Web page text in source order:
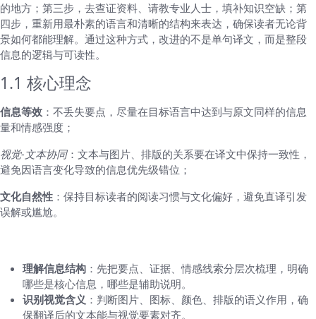
的地方；第三步，去查证资料、请教专业人士，填补知识空缺；第
四步，重新用最朴素的语言和清晰的结构来表达，确保读者无论背
景如何都能理解。通过这种方式，改进的不是单句译文，而是整段
信息的逻辑与可读性。
1.1 核心理念
信息等效 ：不丢失要点，尽量在目标语言中达到与原文同样的信息
量和情感强度；
视觉-文本协同：文本与图片、排版的关系要在译文中保持一致性，
避免因语言变化导致的信息优先级错位；
文化自然性 ：保持目标读者的阅读习惯与文化偏好，避免直译引发
误解或尴尬。
理解信息结构 ：先把要点、证据、情感线索分层次梳理，明确
哪些是核心信息，哪些是辅助说明。
识别视觉含义 ：判断图片、图标、颜色、排版的语义作用，确
保翻译后的文本能与视觉要素对齐。